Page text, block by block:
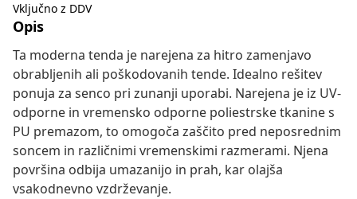
Vključno z DDV
Opis
Ta moderna tenda je narejena za hitro zamenjavo
obrabljenih ali poškodovanih tende. Idealno rešitev
ponuja za senco pri zunanji uporabi. Narejena je iz UV-
odporne in vremensko odporne poliestrske tkanine s
PU premazom, to omogoča zaščito pred neposrednim
soncem in različnimi vremenskimi razmerami. Njena
površina odbija umazanijo in prah, kar olajša
vsakodnevno vzdrževanje.